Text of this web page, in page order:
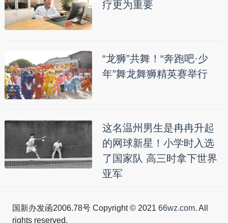
疗更为重要
“龙狮”共舞！“奔跑吧·少
年”舞龙舞狮精英赛举行
这名温州男生是冉冉升起
的网球新星！小学时入选
了国家队 高三时拿下世界
亚军
国新办发函2006.78号 Copyright © 2021 66wz.com. All
rights reserved.